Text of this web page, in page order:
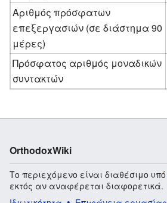
Αριθμός πρόσφατων
επεξεργασιών (σε διάστημα 90
μέρες)
Πρόσφατος αριθμός μοναδικών
συντακτών
OrthodoxWiki
Το περιεχόμενο είναι διαθέσιμο υπό
εκτός αν αναφέρεται διαφορετικά.